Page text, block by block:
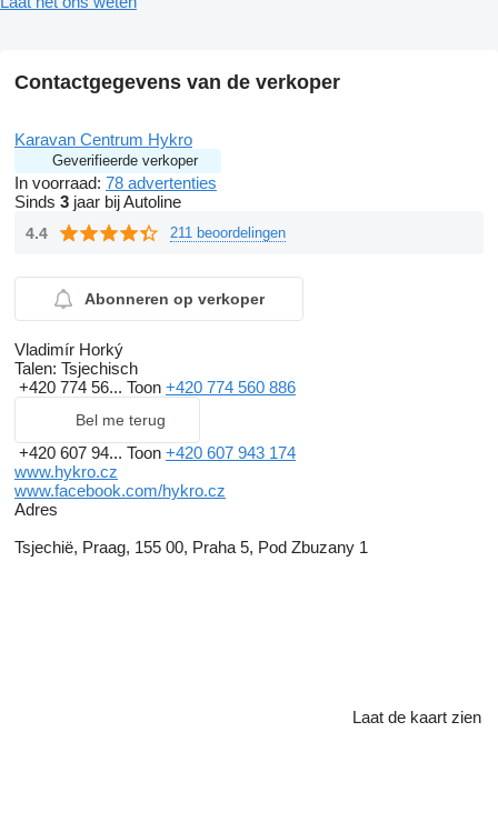
Contactgegevens van de verkoper
Karavan Centrum Hykro
Geverifieerde verkoper
In voorraad: 78 advertenties
Sinds 3 jaar bij Autoline
4.4 211 beoordelingen
Abonneren op verkoper
Vladimír Horký
Talen: Tsjechisch
+420 774 56... Toon +420 774 560 886
Bel me terug
+420 607 94... Toon +420 607 943 174
www.hykro.cz
www.facebook.com/hykro.cz
Adres
Tsjechië, Praag, 155 00, Praha 5, Pod Zbuzany 1
Laat de kaart zien